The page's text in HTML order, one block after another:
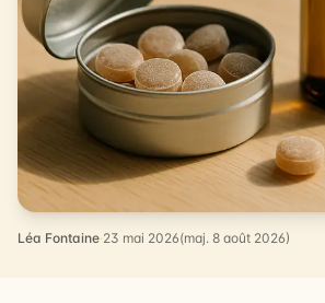
Léa Fontaine·23 mai 2026(maj. 8 août 2026)